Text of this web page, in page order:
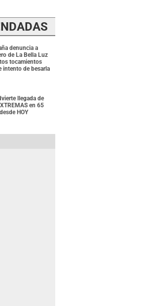
denuncia a
de La Bella Luz
tocamientos
intento de besarla
llegada de
en 65
HOY